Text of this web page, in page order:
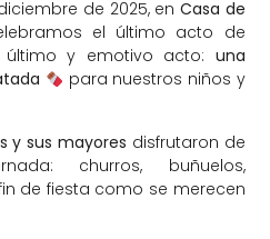
de 2025, en Casa de
el último acto de
y emotivo acto: una
para nuestros niños y
y sus mayores disfrutaron de
churros, buñuelos,
de fiesta como se merecen